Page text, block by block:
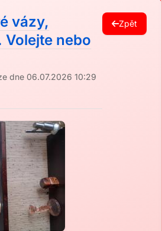
vázy,
nebo
dne 06.07.2026 10:29
Zpět